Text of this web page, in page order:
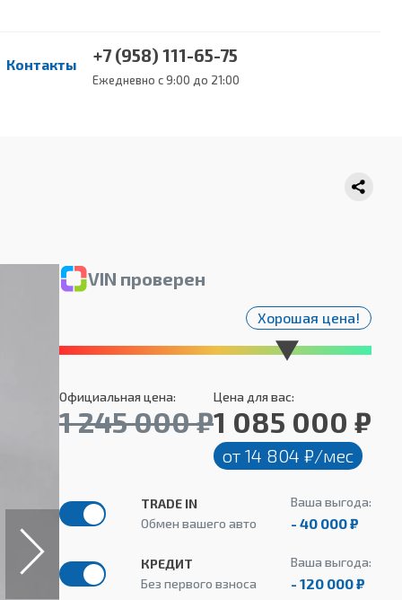
Контакты +7 (958) 111-65-75
Ежедневно с 9:00 до 21:00
VIN проверен
Хорошая цена!
Официальная цена:
1 245 000 ₽
Цена для вас:
1 085 000 ₽
от 14 804 ₽/мес
TRADE IN
Обмен вашего авто
Ваша выгода:
- 40 000 ₽
КРЕДИТ
Без первого взноса
Ваша выгода:
- 120 000 ₽